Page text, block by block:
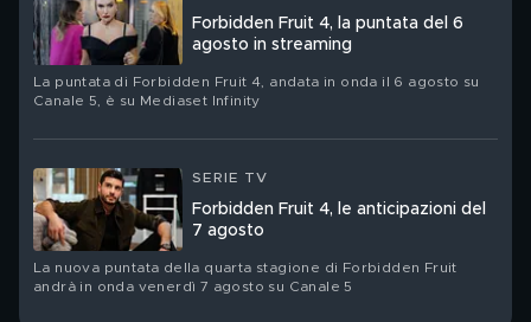
Forbidden Fruit 4, la puntata del 6
agosto in streaming
La puntata di Forbidden Fruit 4, andata in onda il 6 agosto su
Canale 5, è su Mediaset Infinity
SERIE TV
Forbidden Fruit 4, le anticipazioni del
7 agosto
La nuova puntata della quarta stagione di Forbidden Fruit
andrà in onda venerdì 7 agosto su Canale 5